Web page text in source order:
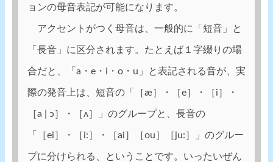
ョンの母音表記が可能になります。
アクセントがつく母音は、一般的に「短音」と
「長音」に区分されます。たとえば１字綴りの場
合だと、「a・e・i・o・u」と表記される音が、実
際の発音上は、短音の「［æ］・［e］・［i］・
［a | ɔ］・［ʌ］」のグループと、長音の
「［ei］・［i:］・［ai］［ou］［ju:］」のグルー
プに分けられる、ということです。いったいぜん